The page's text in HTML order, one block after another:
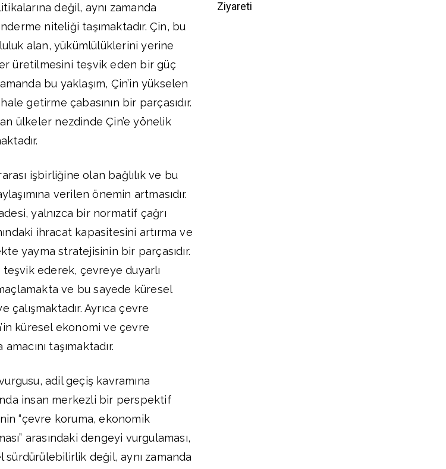
değil, aynı zamanda
niteliği taşımaktadır. Çin, bu
alan, yükümlülüklerini yerine
üretilmesini teşvik eden bir güç
bu yaklaşım, Çin’in yükselen
getirme çabasının bir parçasıdır.
ülkeler nezdinde Çin’e yönelik
işbirliğine olan bağlılık ve bu
verilen önemin artmasıdır.
yalnızca bir normatif çağrı
ihracat kapasitesini artırma ve
yayma stratejisinin bir parçasıdır.
teşvik ederek, çevreye duyarlı
ve bu sayede küresel
Ayrıca çevre
küresel ekonomi ve çevre
taşımaktadır.
adil geçiş kavramına
insan merkezli bir perspektif
“çevre koruma, ekonomik
arasındaki dengeyi vurgulaması,
sürdürülebilirlik değil, aynı zamanda
Ziyareti